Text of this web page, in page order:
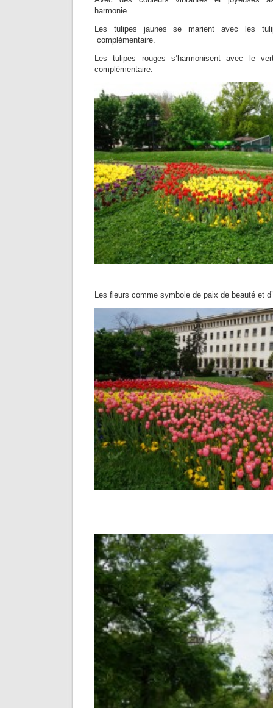
harmonie….
Les tulipes jaunes se marient avec les
complémentaire.
Les tulipes rouges s’harmonisent avec le
complémentaire.
Les fleurs comme symbole de paix de beauté et